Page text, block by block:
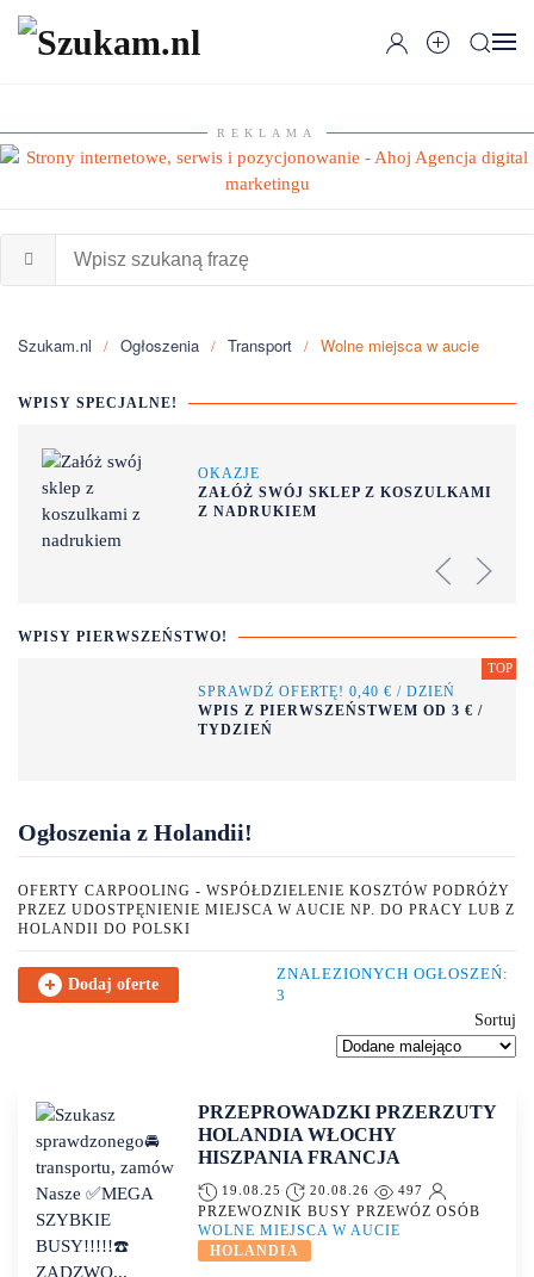
Przejdź do głównej treści
REKLAMA
Szukam.nl Ogłoszenia Transport Wolne miejsca w aucie
WPISY SPECJALNE!
OKAZJE
ZAŁÓŻ SWÓJ SKLEP Z KOSZULKAMI
Z NADRUKIEM
WPISY PIERWSZEŃSTWO!
SPRAWDŹ OFERTĘ! 0,40 € / DZIEŃ
WPIS Z PIERWSZEŃSTWEM OD 3 € /
TYDZIEŃ
Ogłoszenia z Holandii!
OFERTY CARPOOLING - WSPÓŁDZIELENIE KOSZTÓW PODRÓŻY
PRZEZ UDOSTPĘNIENIE MIEJSCA W AUCIE NP. DO PRACY LUB Z
HOLANDII DO POLSKI
Dodaj oferte
ZNALEZIONYCH OGŁOSZEŃ:
3
Sortuj
PRZEPROWADZKI PRZERZUTY
HOLANDIA WŁOCHY
HISZPANIA FRANCJA
19.08.25 20.08.26 497
PRZEWOZNIK BUSY PRZEWÓZ OSÓB
WOLNE MIEJSCA W AUCIE
HOLANDIA